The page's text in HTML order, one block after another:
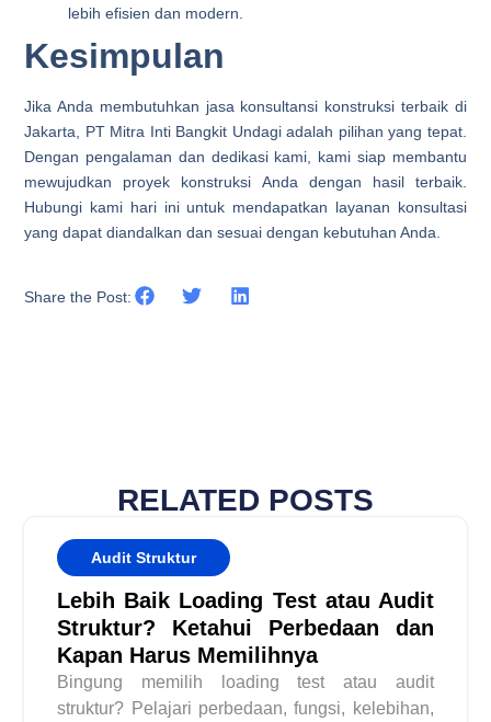
lebih efisien dan modern.
Kesimpulan
Jika Anda membutuhkan jasa konsultansi konstruksi terbaik di
Jakarta, PT Mitra Inti Bangkit Undagi adalah pilihan yang tepat.
Dengan pengalaman dan dedikasi kami, kami siap membantu
mewujudkan proyek konstruksi Anda dengan hasil terbaik.
Hubungi kami hari ini untuk mendapatkan layanan konsultasi
yang dapat diandalkan dan sesuai dengan kebutuhan Anda.
Share the Post:
RELATED POSTS
Audit Struktur
Lebih Baik Loading Test atau Audit
Struktur? Ketahui Perbedaan dan
Kapan Harus Memilihnya
Bingung memilih loading test atau audit
struktur? Pelajari perbedaan, fungsi, kelebihan,